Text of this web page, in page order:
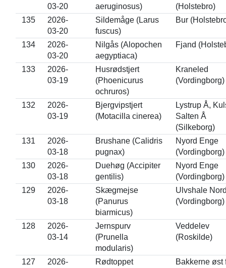
03-20
aeruginosus)
(Holstebro)
135
2026-
03-20
Sildemåge (Larus
fuscus)
Bur
134
2026-
03-20
Nilgås (Alopochen
aegyptiaca)
Fjand
133
2026-
03-19
Husrødstjert
(Phoenicurus
ochruros)
Kraneled
(Vordingborg)
132
2026-
03-19
Bjergvipstjert
(Motacilla cinerea)
Lystrup Å,
Salten Å
(Silkeborg)
131
2026-
03-18
Brushane (Calidris
pugnax)
Nyord Enge
(Vordingborg)
130
2026-
03-18
Duehøg (Accipiter
gentilis)
Nyord Enge
(Vordingborg)
129
2026-
03-18
Skægmejse
(Panurus
biarmicus)
Ulvshale
(Vordingborg)
128
2026-
03-14
Jernspurv
(Prunella
modularis)
Veddelev
(Roskilde)
127
2026-
Rødtoppet
Bakkerne øst